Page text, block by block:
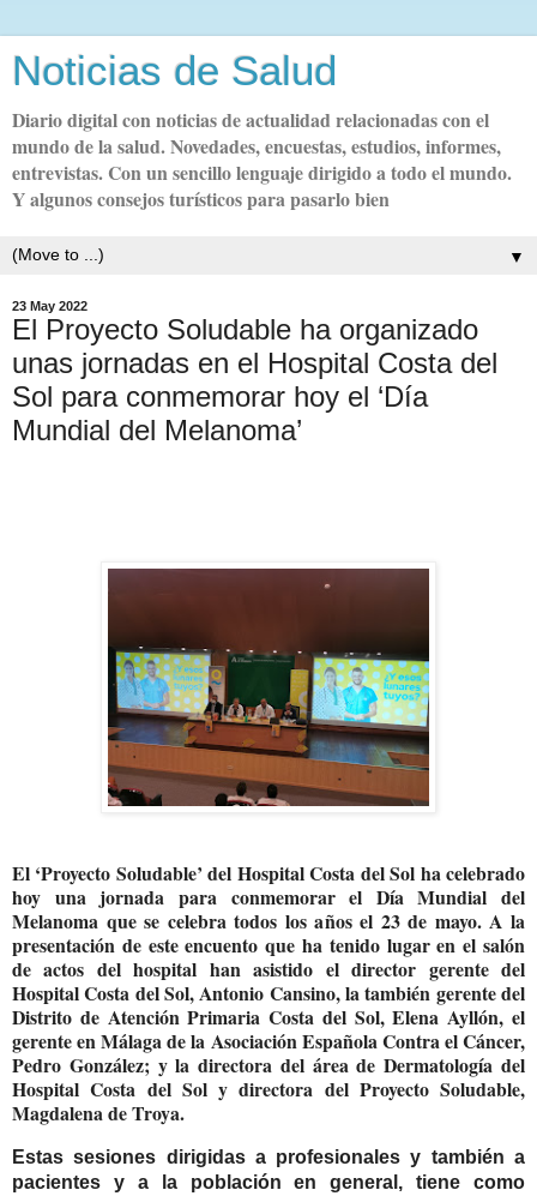
Noticias de Salud
Diario digital con noticias de actualidad relacionadas con el
mundo de la salud. Novedades, encuestas, estudios, informes,
entrevistas. Con un sencillo lenguaje dirigido a todo el mundo.
Y algunos consejos turísticos para pasarlo bien
▼
23 May 2022
El Proyecto Soludable ha organizado
unas jornadas en el Hospital Costa del
Sol para conmemorar hoy el ‘Día
Mundial del Melanoma’
El ‘Proyecto Soludable’ del Hospital Costa del Sol ha celebrado
hoy una jornada para conmemorar el Día Mundial del
Melanoma que se celebra todos los años el 23 de mayo. A la
presentación de este encuento que ha tenido lugar en el salón
de actos del hospital han asistido el director gerente del
Hospital Costa del Sol, Antonio Cansino, la también gerente del
Distrito de Atención Primaria Costa del Sol, Elena Ayllón, el
gerente en Málaga de la Asociación Española Contra el Cáncer,
Pedro González; y la directora del área de Dermatología del
Hospital Costa del Sol y directora del Proyecto Soludable,
Magdalena de Troya.
Estas sesiones dirigidas a profesionales y también a
pacientes y a la población en general, tiene como